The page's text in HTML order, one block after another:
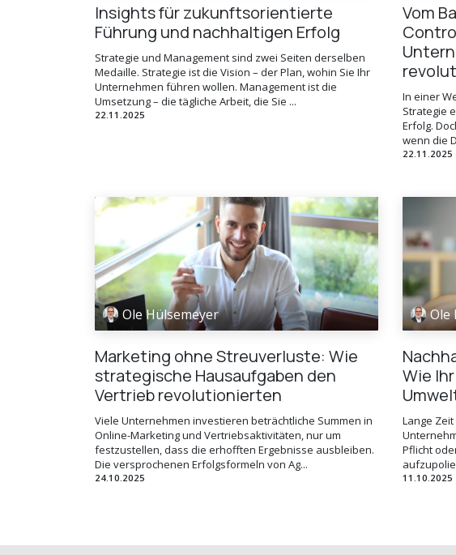
Insights für zukunftsorientierte
Führung und nachhaltigen Erfolg
Strategie und Management sind zwei Seiten derselben
Medaille. Strategie ist die Vision – der Plan, wohin Sie Ihr
Unternehmen führen wollen. Management ist die
Umsetzung – die tägliche Arbeit, die Sie ...
22.11.2025
Vom
In einer
Strategie
Erfolg.
wenn die
22.11.2025
Ole Hülsemeyer
Marketing ohne Streuverluste: Wie
strategische Hausaufgaben den
Vertrieb revolutionierten
Viele Unternehmen investieren beträchtliche Summen in
Online-Marketing und Vertriebsaktivitäten, nur um
festzustellen, dass die erhofften Ergebnisse ausbleiben.
Die versprochenen Erfolgsformeln von Ag...
24.10.2025
Ole
Wie
Lange
Pflicht
11.10.2025